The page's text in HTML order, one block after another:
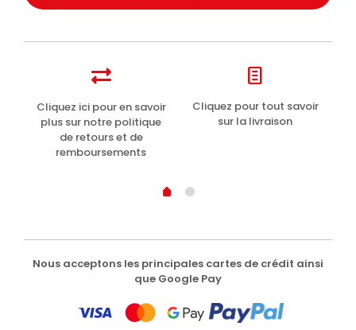
Cliquez ici pour en savoir
plus sur notre politique
de retours et de
remboursements
Cliquez pour tout savoir
sur la livraison
Nous acceptons les principales cartes de crédit ainsi
que Google Pay